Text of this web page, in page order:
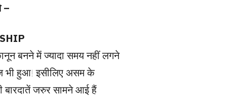
–
बनने में ज्यादा समय नहीं लगने
भी हुआ! इसीलिए असम के
बारदातें जरुर सामने आई हैं